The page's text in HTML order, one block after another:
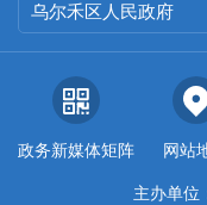
乌尔禾区人民政府
政务新媒体矩阵 网站
主办单位